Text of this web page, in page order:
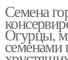
Семена
Огурцы,
семенами